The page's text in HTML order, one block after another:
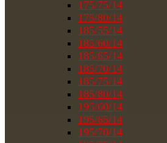
175/75/14
175/80/14
185/55/14
185/60/14
185/65/14
185/70/14
185/75/14
185/80/14
195/60/14
195/65/14
195/70/14